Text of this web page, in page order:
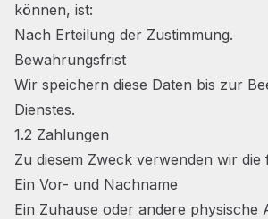
können, ist:
Nach Erteilung der Zustimmung.
Bewahrungsfrist
Wir speichern diese Daten bis zur
Dienstes.
1.2 Zahlungen
Zu diesem Zweck verwenden wir die
Ein Vor- und Nachname
Ein Zuhause oder andere physische